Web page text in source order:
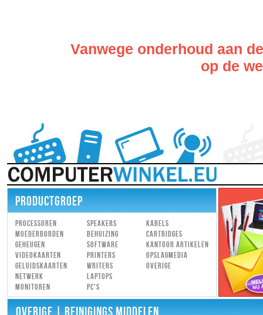
Vanwege onderhoud aan
op de
PRODUCTGROEP
Processoren
Moederborden
Geheugen
Videokaarten
Geluidskaarten
Netwerk
Monitoren
Speakers
Behuizing
Software
Printers
Writers
Laptops
PC's
Kabels
Cartridges
Kantoor artikelen
Opslagmedia
Overige